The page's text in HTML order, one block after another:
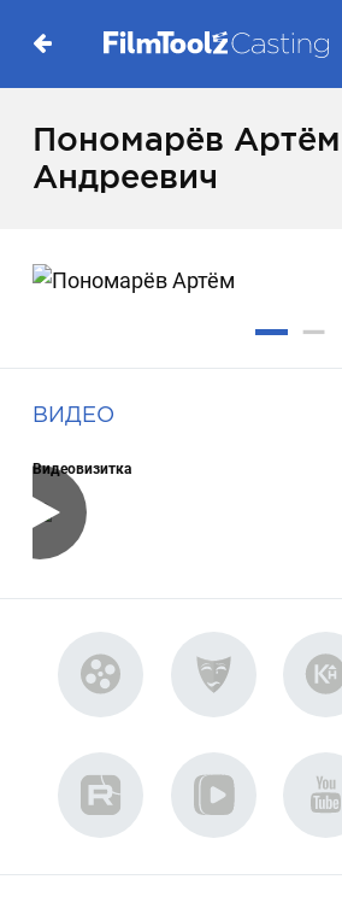
Пономарёв Артём
Андреевич
ВИДЕО
Видеовизитка